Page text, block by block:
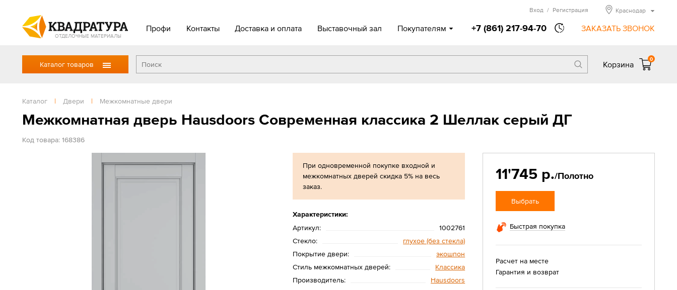
ОТДЕЛОЧНЫЕ МАТЕРИАЛЫ
Профи Контакты Доставка и оплата Выставочный зал Покупателям +7 (861) 217-94-70 ЗАКАЗАТЬ ЗВОНОК
Вход / Регистрация Краснодар
Каталог товаров Корзина
0
Каталог | Двери | Межкомнатные двери
Межкомнатная дверь Hausdoors Современная классика 2 Шеллак серый ДГ
Код товара: 168386
При одновременной покупке входной и
межкомнатных дверей скидка 5% на весь
заказ.
Характеристики:
Артикул:
1002761
Стекло:
глухое (без стекла)
Покрытие двери:
экошпон
Стиль межкомнатных дверей:
Классика
Производитель:
Hausdoors
11'745 р./Полотно
Выбрать
Быстрая покупка
Расчет на месте
Гарантия и возврат